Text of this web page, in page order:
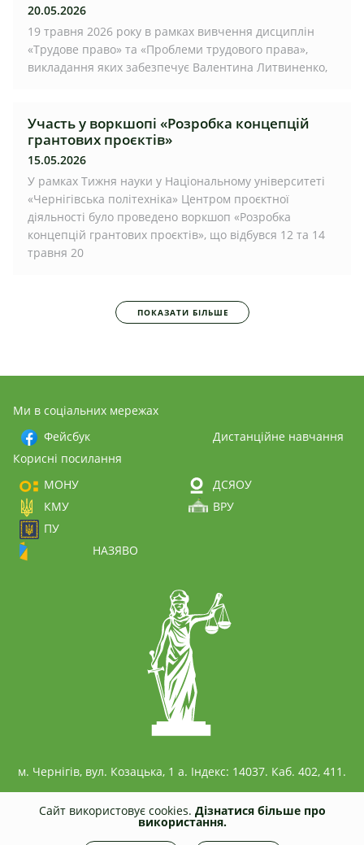
20.05.2026
19 травня 2026 року в рамках вивчення дисциплін
«Трудове право» та «Проблеми трудового права»,
викладання яких забезпечує Валентина Литвиненко,
Участь у воркшопі «Розробка концепцій
грантових проєктів»
15.05.2026
У рамках Тижня науки у Національному університеті
«Чернігівська політехніка» Центром проєктної
діяльності було проведено воркшоп «Розробка
концепцій грантових проєктів», що відбувся 12 та 14
травня 20
ПОКАЗАТИ БІЛЬШЕ
Ми в соціальних мережах
Фейсбук
Дистанційне навчання
Корисні посилання
МОНУ
ДСЯОУ
КМУ
ВРУ
ПУ
НАЗЯВО
м. Чернігів, вул. Козацька, 1 а. Індекс: 14037. Каб. 402, 411.
Сайт використовує cookies. Дізнатися більше про
використання.